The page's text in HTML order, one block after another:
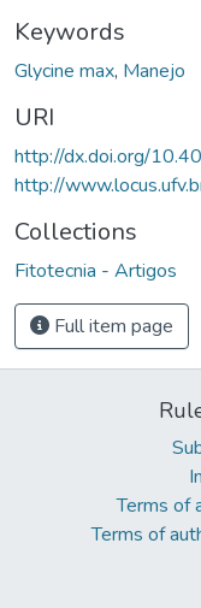
Keywords
Glycine max, Manejo
URI
http://dx.doi.org/
http://
Collections
Fitotecnia - Artigos
Full item page
Terms of
Terms of